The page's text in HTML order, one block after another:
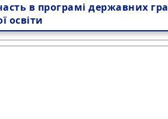
в програмі державних
освіти